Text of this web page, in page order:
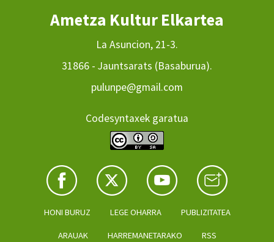
Ametza Kultur Elkartea
La Asuncion, 21-3.
31866 - Jauntsarats (Basaburua).
pulunpe@gmail.com
Codesyntaxek garatua
HONI BURUZ LEGE OHARRA PUBLIZITATEA
ARAUAK HARREMANETARAKO RSS